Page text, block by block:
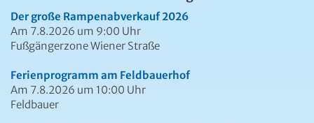
Der große Rampenabverkauf 2026
Am 7.8.2026 um 9:00 Uhr
Fußgängerzone Wiener Straße
Ferienprogramm am Feldbauerhof
Am 7.8.2026 um 10:00 Uhr
Feldbauer